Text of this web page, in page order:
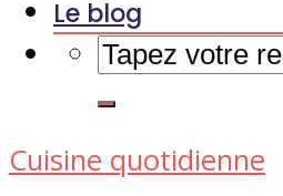
Le blog
Cuisine quotidienne